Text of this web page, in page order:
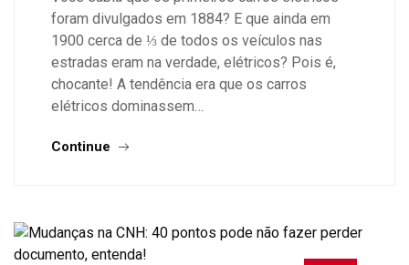
foram divulgados em 1884? E que ainda em
1900 cerca de ⅓ de todos os veículos nas
estradas eram na verdade, elétricos? Pois é,
chocante! A tendência era que os carros
elétricos dominassem…
Continue